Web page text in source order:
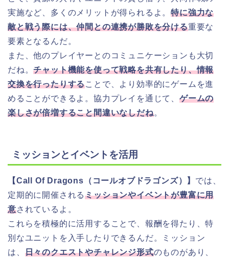
実施など、多くのメリットが得られるよ。特に強力な
敵と戦う際には、仲間との連携が勝敗を分ける重要な
要素となるんだ。
また、他のプレイヤーとのコミュニケーションも大切
だね。チャット機能を使って戦略を共有したり、情報
交換を行ったりすることで、より効率的にゲームを進
めることができるよ。協力プレイを通じて、 ゲームの
楽しさが倍増すること間違いなしだね。
ミッションとイベントを活用
【Call Of Dragons（コールオブドラゴンズ）】 では、
定期的に開催されるミッションやイベントが豊富に用
意されているよ。
これらを積極的に活用することで、報酬を得たり、特
別なユニットを入手したりできるんだ。ミッション
は、 日々のクエストやチャレンジ形式のものがあり、